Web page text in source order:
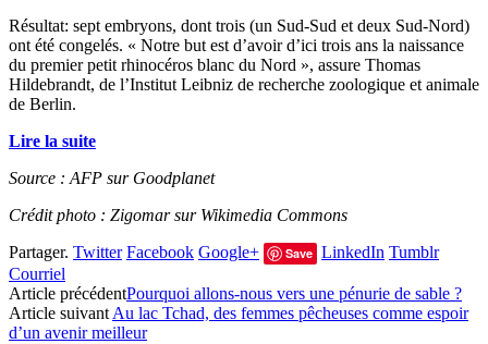
Résultat: sept embryons, dont trois (un Sud-Sud et deux Sud-Nord)
ont été congelés. « Notre but est d’avoir d’ici trois ans la naissance
du premier petit rhinocéros blanc du Nord », assure Thomas
Hildebrandt, de l’Institut Leibniz de recherche zoologique et animale
de Berlin.
Lire la suite
Source : AFP sur Goodplanet
Crédit photo : Zigomar sur Wikimedia Commons
Partager. Twitter Facebook Google+ Save LinkedIn Tumblr
Courriel
Article précédentPourquoi allons-nous vers une pénurie de sable ?
Article suivant Au lac Tchad, des femmes pêcheuses comme espoir
d’un avenir meilleur